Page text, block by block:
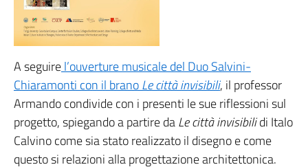
A seguirel’ouverture musicale del Duo Salvini-
Chiaramonti con il branoLe città invisibili, il professor
Armando condivide con i presenti le sue riflessioni sul
progetto, spiegando a partire daLe città invisibilidi Italo
Calvino come sia stato realizzato il disegno e come
questo si relazioni alla progettazione architettonica.